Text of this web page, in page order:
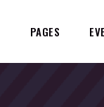
PAGES